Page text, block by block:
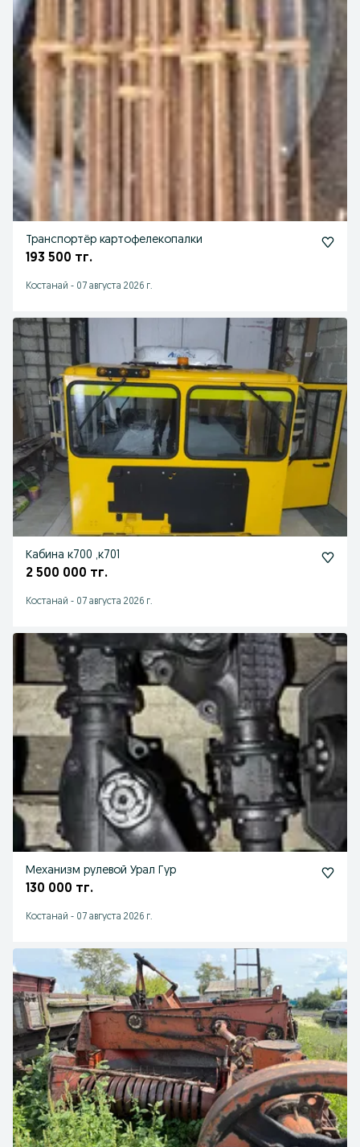
Транспортёр картофелекопалки
193 500 тг.
Костанай - 07 августа 2026 г.
Кабина к700 ,к701
2 500 000 тг.
Костанай - 07 августа 2026 г.
Механизм рулевой Урал Гур
130 000 тг.
Костанай - 07 августа 2026 г.